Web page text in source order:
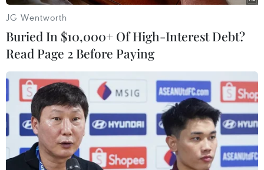
#Chìm tàu #Tổ chức Di cư quốc tế
#Địa Trung Hải
#Lực lượng bảo vệ bờ biển
#Người di cư Libya
Theo dõi VietnamPlus
JG Wentworth
Buried In $10,000+ Of High-Interest Debt?
Read Page 2 Before Paying